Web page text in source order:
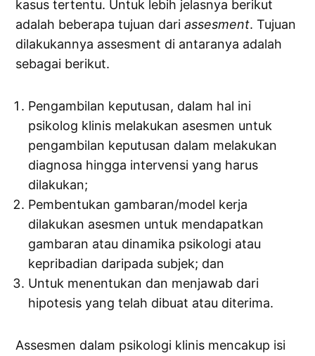
kasus tertentu. Untuk lebih jelasnya berikut
adalah beberapa tujuan dariassesment. Tujuan
dilakukannya assesment di antaranya adalah
sebagai berikut.
Pengambilan keputusan, dalam hal ini
psikolog klinis melakukan asesmen untuk
pengambilan keputusan dalam melakukan
diagnosa hingga intervensi yang harus
dilakukan;
Pembentukan gambaran/model kerja
dilakukan asesmen untuk mendapatkan
gambaran atau dinamika psikologi atau
kepribadian daripada subjek; dan
Untuk menentukan dan menjawab dari
hipotesis yang telah dibuat atau diterima.
Assesmen dalam psikologi klinis mencakup isi